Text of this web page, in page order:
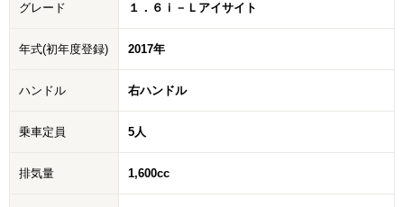
グレード １．６ｉ－Ｌアイサイト
年式(初年度登録) 2017年
ハンドル 右ハンドル
乗車定員 5人
排気量 1,600cc